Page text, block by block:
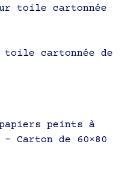
toile cartonnée
toile cartonnée de
peints à
Carton de 60×80